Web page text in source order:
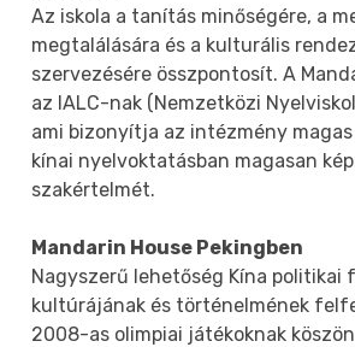
Az iskola a tanítás minőségére, a
megtalálására és a kulturális
szervezésére összpontosít. A
az IALC-nak (Nemzetközi
ami bizonyítja az intézmény
kínai nyelvoktatásban magasan
szakértelmét.
Mandarin House Pekingben
Nagyszerű lehetőség Kína politikai
kultúrájának és történelmének
2008-as olimpiai játékoknak